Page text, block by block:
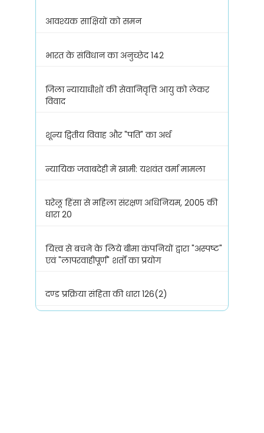
आवश्यक साक्षियों को समन
भारत के संविधान का अनुच्छेद 142
जिला न्यायाधीशों की सेवानिवृत्ति आयु को लेकर
विवाद
शून्य द्वितीय विवाह और "पति" का अर्थ
न्यायिक जवाबदेही में खामी: यशवंत वर्मा मामला
घरेलू हिंसा से महिला संरक्षण अधिनियम, 2005 की
धारा 20
यित्त्व से बचने के लिये बीमा कंपनियों द्वारा "अस्पष्ट"
एवं "लापरवाहीपूर्ण" शर्तों का प्रयोग
दण्ड प्रक्रिया संहिता की धारा 126(2)